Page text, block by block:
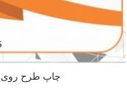
چاپ طرح روی